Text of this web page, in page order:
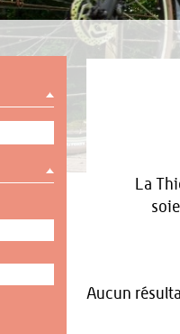
La
Aucun